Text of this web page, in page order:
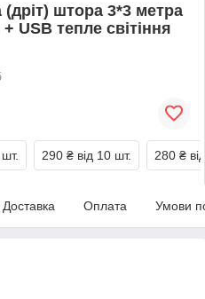
(дріт) штора 3*3 метра
USB тепле світіння
шт. 290 ₴ від 10 шт. 280 ₴
Доставка Оплата Умови